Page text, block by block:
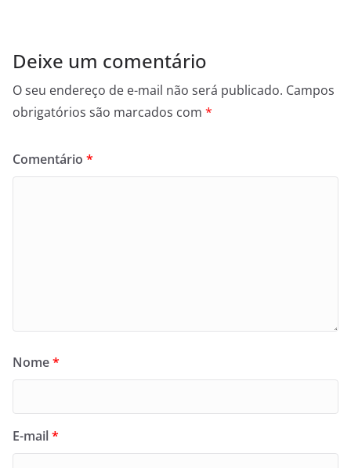
Deixe um comentário
O seu endereço de e-mail não será publicado. Campos
obrigatórios são marcados com *
Comentário *
Nome*
E-mail*